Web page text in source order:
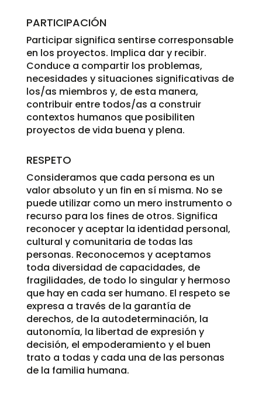
PARTICIPACIÓN
Participar significa sentirse corresponsable
en los proyectos. Implica dar y recibir.
Conduce a compartir los problemas,
necesidades y situaciones significativas de
los/as miembros y, de esta manera,
contribuir entre todos/as a construir
contextos humanos que posibiliten
proyectos de vida buena y plena.
RESPETO
Consideramos que cada persona es un
valor absoluto y un fin en sí misma. No se
puede utilizar como un mero instrumento o
recurso para los fines de otros. Significa
reconocer y aceptar la identidad personal,
cultural y comunitaria de todas las
personas. Reconocemos y aceptamos
toda diversidad de capacidades, de
fragilidades, de todo lo singular y hermoso
que hay en cada ser humano. El respeto se
expresa a través de la garantía de
derechos, de la autodeterminación, la
autonomía, la libertad de expresión y
decisión, el empoderamiento y el buen
trato a todas y cada una de las personas
de la familia humana.